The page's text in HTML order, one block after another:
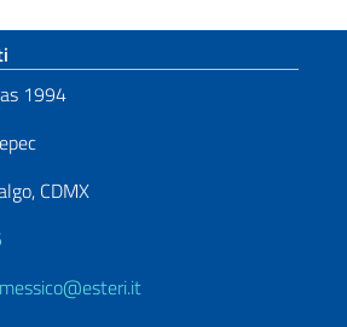
1994
CDMX